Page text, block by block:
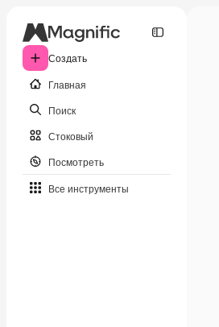
Создать
Главная
Поиск
Стоковый
Посмотреть
Все инструменты